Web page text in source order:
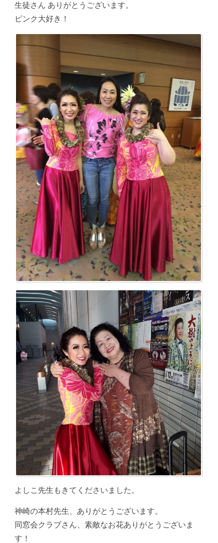
生徒さん ありがとうございます。
ピンク大好き！
よしこ先生もきてくださいました。
神崎の本村先生、ありがとうございます。
同窓会クラブさん、素敵なお花ありがとうございま
す！